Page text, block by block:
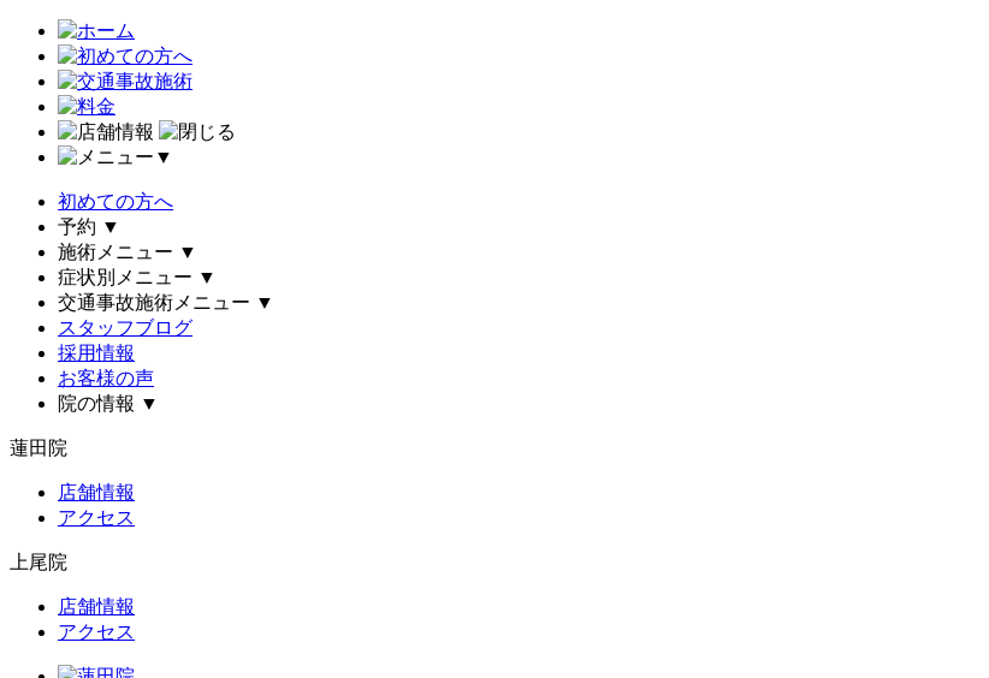
▼
初めての方へ
予約 ▼
施術メニュー ▼
症状別メニュー ▼
交通事故施術メニュー ▼
スタッフブログ
採用情報
お客様の声
院の情報 ▼
蓮田院
店舗情報
アクセス
上尾院
店舗情報
アクセス